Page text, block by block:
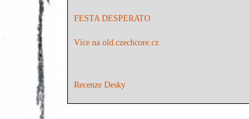
FESTA DESPERATO
Více na old.czechcore.cz
Recenze Desky